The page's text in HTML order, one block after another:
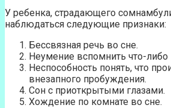
У ребенка, страдающего
наблюдаться следующие признаки:
Бессвязная речь во сне.
Неумение вспомнить что-либо
Неспособность понять, что
внезапного пробуждения.
Сон с приоткрытыми глазами.
Хождение по комнате во сне.